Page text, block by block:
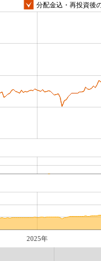
分配金込・再投資後
2025年